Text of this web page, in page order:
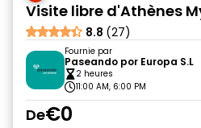
Visite libre d'Athènes
8.8 (27)
Fournie par
Paseando por Europa S.L
2 heures
11:00 AM, 6:00 PM
De€0